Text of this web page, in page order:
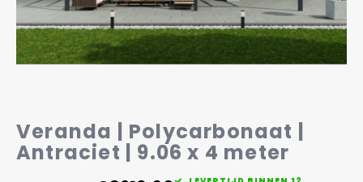
Veelgestelde vragen
Veranda | Polycarbonaat |
Antraciet | 9.06 x 4 meter